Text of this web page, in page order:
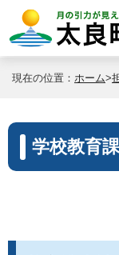
現在の位置： ホーム>
学校教育課